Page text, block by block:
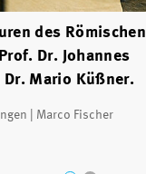
des Römischen
Dr. Johannes
Dr. Mario Küßner.
| Marco Fischer